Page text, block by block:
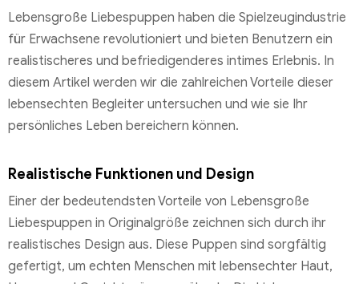
Lebensgroße Liebespuppen haben die Spielzeugindustrie
für Erwachsene revolutioniert und bieten Benutzern ein
realistischeres und befriedigenderes intimes Erlebnis. In
diesem Artikel werden wir die zahlreichen Vorteile dieser
lebensechten Begleiter untersuchen und wie sie Ihr
persönliches Leben bereichern können.
Realistische Funktionen und Design
Einer der bedeutendsten Vorteile von Lebensgroße
Liebespuppen in Originalgröße zeichnen sich durch ihr
realistisches Design aus. Diese Puppen sind sorgfältig
gefertigt, um echten Menschen mit lebensechter Haut,